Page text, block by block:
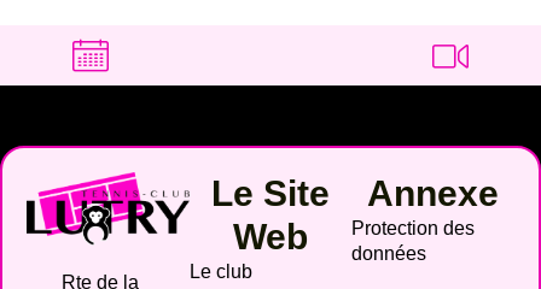
Rte de la
Le Site
Web
Le club
Annexe
Protection des
données